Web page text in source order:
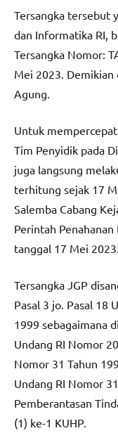
Tersangka tersebut
dan Informatika RI,
Tersangka Nomor:
Mei 2023.
Agung.
Untuk
Tim Penyidik pada
juga langsung
terhitung sejak 17
Salemba Cabang
Perintah
tanggal 17 Mei 2023.
Tersangka JGP
Pasal 3 jo. Pasal 18
1999 sebagaimana
Undang RI Nomor
Nomor 31 Tahun
Undang RI Nomor
Pemberantasan
(1) ke-1 KUHP.